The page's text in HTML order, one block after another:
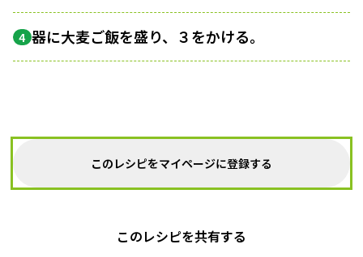
4 器に大麦ご飯を盛り、３をかける。
このレシピをマイページに登録する
このレシピを共有する